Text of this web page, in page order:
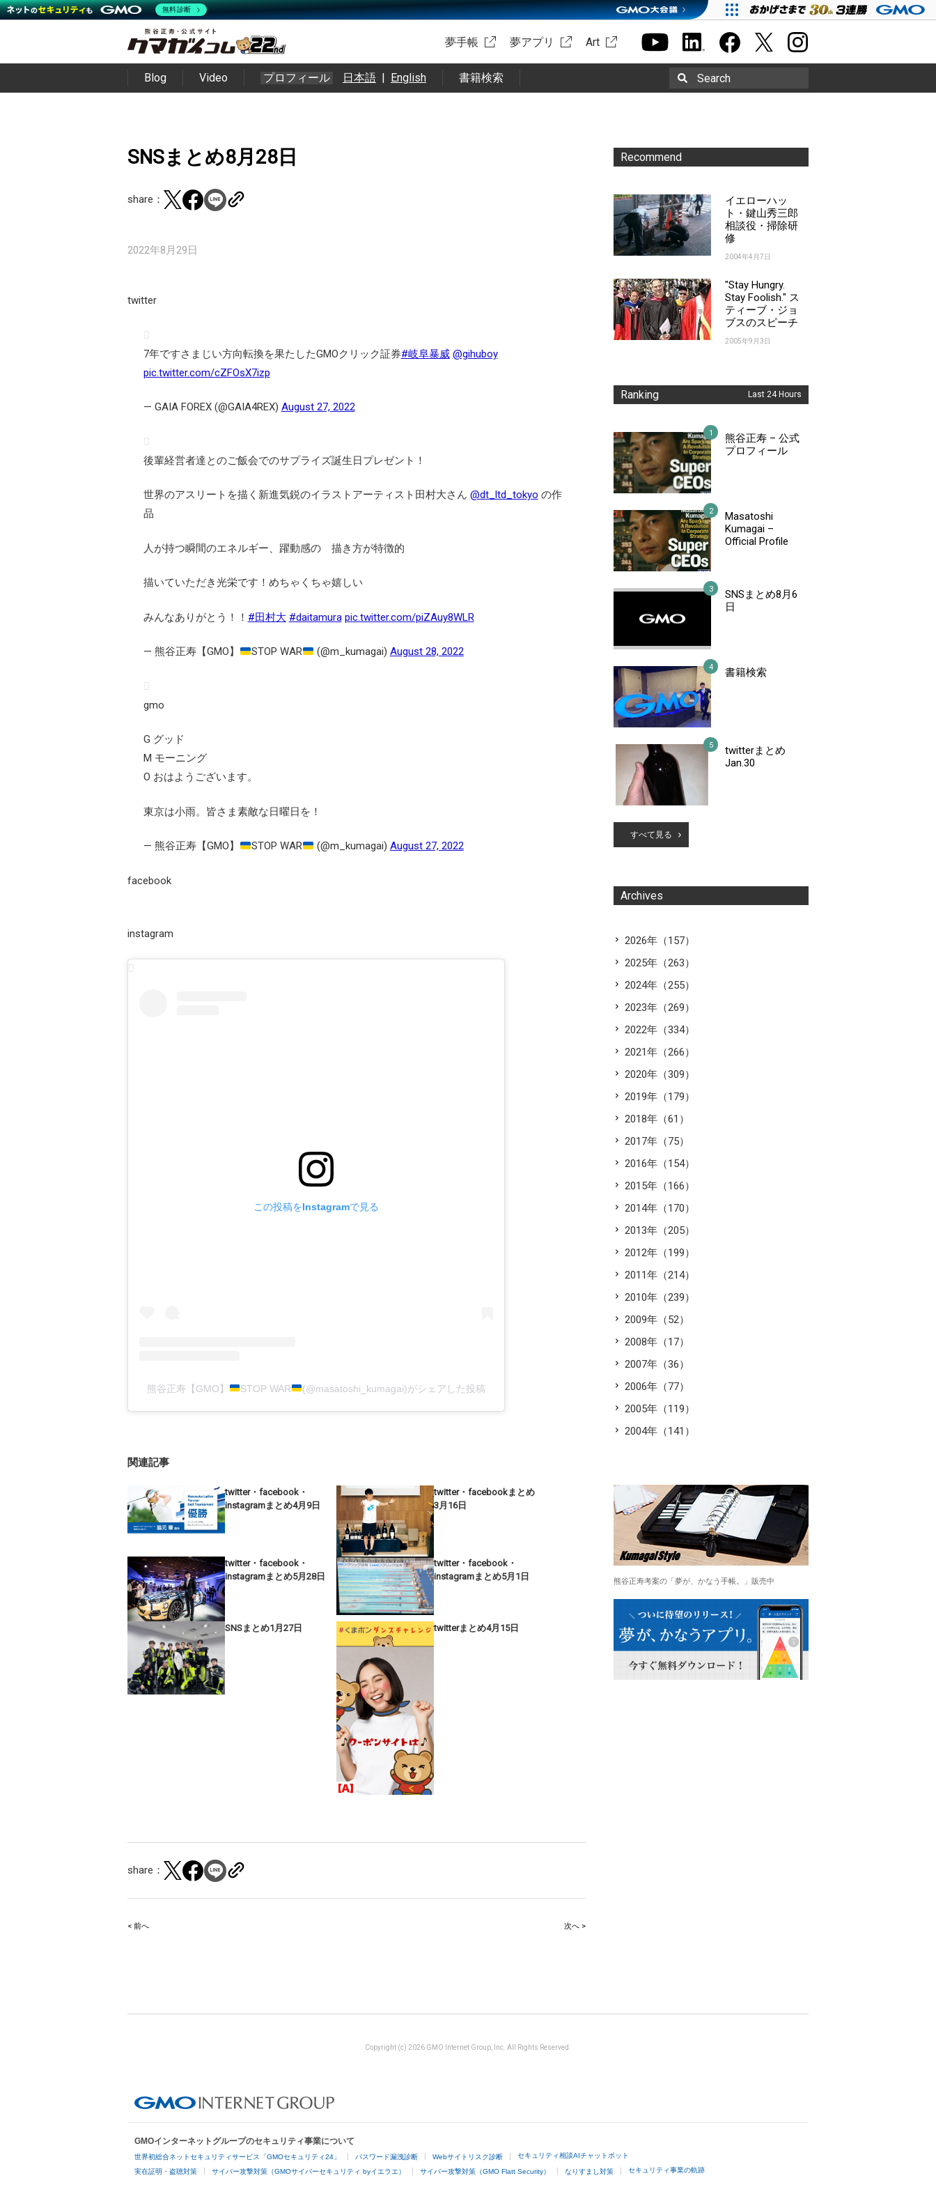
夢手帳 夢アプリ Art
Blog Video プロフィール 日本語 | English 書籍検索 Search
SNSまとめ8月28日
share：
2022年8月29日
twitter
7年ですさまじい方向転換を果たしたGMOクリック証券#岐阜暴威 @gihuboy
pic.twitter.com/cZFOsX7izp
— GAIA FOREX (@GAIA4REX) August 27, 2022
後輩経営者達とのご飯会でのサプライズ誕生日プレゼント！
世界のアスリートを描く新進気鋭のイラストアーティスト田村大さん @dt_ltd_tokyo の作
品
人が持つ瞬間のエネルギー、躍動感の 描き方が特徴的
描いていただき光栄です！めちゃくちゃ嬉しい
みんなありがとう！！ #田村大 #daitamura pic.twitter.com/piZAuy8WLR
— 熊谷正寿【GMO】 STOP WAR (@m_kumagai) August 28, 2022
gmo
G グッド
M モーニング
O おはようございます。
東京は小雨。皆さま素敵な日曜日を！
— 熊谷正寿【GMO】 STOP WAR (@m_kumagai) August 27, 2022
facebook
instagram
この投稿をInstagramで見る
熊谷正寿【GMO】 STOP WAR (@masatoshi_kumagai)がシェアした投稿
関連記事
twitter・facebook・
instagramまとめ4月9日
twitter・facebookまとめ
3月16日
twitter・facebook・
instagramまとめ5月28日
twitter・facebook・
instagramまとめ5月1日
SNSまとめ1月27日 twitterまとめ4月15日
share：
Post
< 前へ 次へ >
Recommend
イエローハッ
ト・鍵山秀三郎
相談役・掃除研
修
2004年4月7日
"Stay Hungry.
Stay Foolish." ス
ティーブ・ジョ
ブスのスピーチ
2005年9月3日
Ranking Last 24 Hours
熊谷正寿 – 公式
プロフィール
Masatoshi
Kumagai –
Official Profile
SNSまとめ8月6
日
書籍検索
twitterまとめ
Jan.30
すべて見る
Archives
2026年（157）
2025年（263）
2024年（255）
2023年（269）
2022年（334）
2021年（266）
2020年（309）
2019年（179）
2018年（61）
2017年（75）
2016年（154）
2015年（166）
2014年（170）
2013年（205）
2012年（199）
2011年（214）
2010年（239）
2009年（52）
2008年（17）
2007年（36）
2006年（77）
2005年（119）
2004年（141）
熊谷正寿考案の「夢が、かなう手帳。」販売中
Copyright (c) 2026 GMO Internet Group, Inc. All Rights Reserved.
GMOインターネットグループのセキュリティ事業について
世界初総合ネットセキュリティサービス「GMOセキュリティ24」 パスワード漏洩診断 Webサイトリスク診断 セキュリティ相談AIチャットボット
実在証明・盗聴対策 サイバー攻撃対策（GMOサイバーセキュリティ byイエラエ） サイバー攻撃対策（GMO Flatt Security） なりすまし対策 セキュリティ事業の軌跡
無料診断